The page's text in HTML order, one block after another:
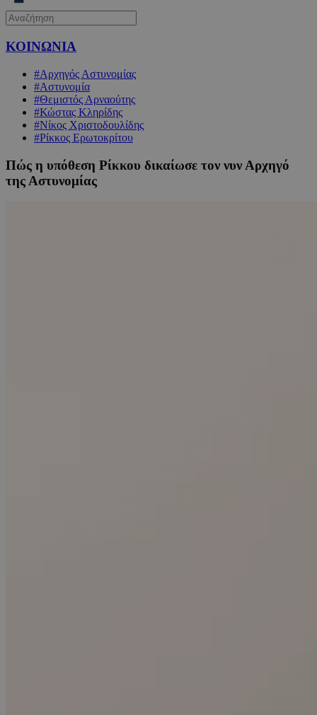
ΚΟΙΝΩΝΙΑ
#Αρχηγός Αστυνομίας
#Αστυνομία
#Θεμιστός Αρναούτης
#Κώστας Κληρίδης
#Νίκος Χριστοδουλίδης
#Ρίκκος Ερωτοκρίτου
Πώς η υπόθεση Ρίκκου δικαίωσε τον νυν Αρχηγό
της Αστυνομίας